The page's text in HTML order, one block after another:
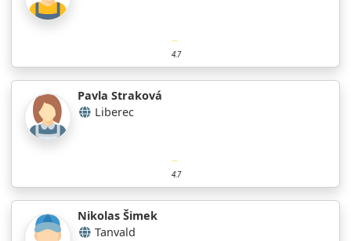
4.7
Pavla Straková
Liberec
4.7
Nikolas Šimek
Tanvald